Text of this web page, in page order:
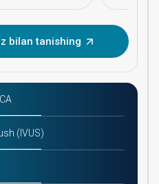
bilan tanishing
(IVUS)